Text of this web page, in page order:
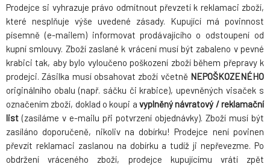
Prodejce si vyhrazuje právo odmítnout převzetí k reklamaci zboží,
které nesplňuje výše uvedené zásady. Kupující má povinnost
písemně (e-mailem) informovat prodávajícího o odstoupení od
kupní smlouvy. Zboží zaslané k vrácení musí být zabaleno v pevné
krabici tak, aby bylo vyloučeno poškození zboží během přepravy k
prodejci. Zásilka musí obsahovat zboží včetně NEPOŠKOZENÉHO
originálního obalu (např. sáčku či krabice), upevněných visaček s
označením zboží, doklad o koupi a vyplněný návratový / reklamační
list (zasíláme v e-mailu při potvrzení objednávky). Zboží musí být
zasíláno doporučeně, nikoliv na dobírku! Prodejce není povinen
převzít reklamaci zaslanou na dobírku a tudíž ji nepřevezme. Po
obdržení vráceného zboží, prodejce kupujícímu vrátí zpět